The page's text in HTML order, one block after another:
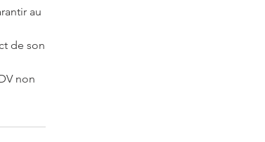
au
de son
non